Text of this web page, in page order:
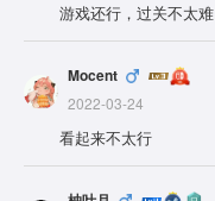
游戏还行，过关不太难
Mocent
2022-03-24
看起来不太行